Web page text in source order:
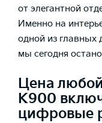
от элегантной
Именно на
одной из главных
мы сегодня
Цена
К900
цифровые